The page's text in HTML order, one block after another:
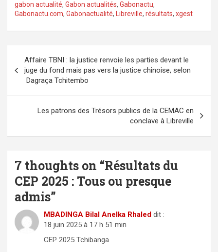
gabon actualité, Gabon actualités, Gabonactu,
Gabonactu.com, Gabonactualité, Libreville, résultats, xgest
de
l’article
Affaire TBNI : la justice renvoie les parties devant le
juge du fond mais pas vers la justice chinoise, selon
Dagraça Tchitembo
Les patrons des Trésors publics de la CEMAC en
conclave à Libreville
7 thoughts on “Résultats du
CEP 2025 : Tous ou presque
admis”
MBADINGA Bilal Anelka Rhaled dit :
18 juin 2025 à 17 h 51 min
CEP 2025 Tchibanga